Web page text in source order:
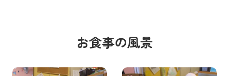
お食事の風景